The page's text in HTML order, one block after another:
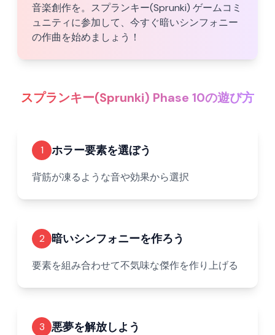
音楽創作を。スプランキー(Sprunki) ゲームコミ
ュニティに参加して、今すぐ暗いシンフォニー
の作曲を始めましょう！
スプランキー(Sprunki) Phase 10の遊び方
1 ホラー要素を選ぼう
背筋が凍るような音や効果から選択
2 暗いシンフォニーを作ろう
要素を組み合わせて不気味な傑作を作り上げる
3 悪夢を解放しよう